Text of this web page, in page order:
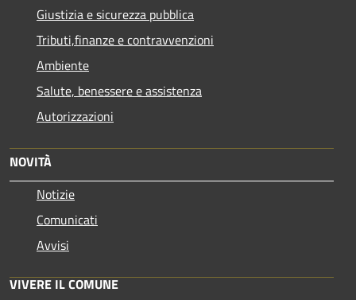
Giustizia e sicurezza pubblica
Tributi,finanze e contravvenzioni
Ambiente
Salute, benessere e assistenza
Autorizzazioni
NOVITÀ
Notizie
Comunicati
Avvisi
VIVERE IL COMUNE